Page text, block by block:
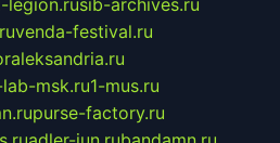
legion.rusib-archives.ru
venda-festival.ru
msk.ru1-mus.ru
purse-factory.ru